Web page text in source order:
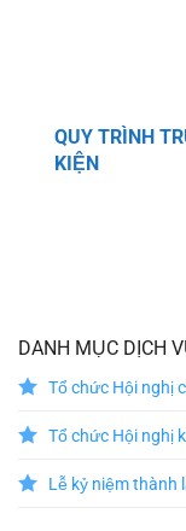
QUY TRÌNH
KIỆN
DANH MỤC DỊCH
Tổ chức Hội nghị
Tổ chức Hội nghị
Lễ kỷ niệm thành